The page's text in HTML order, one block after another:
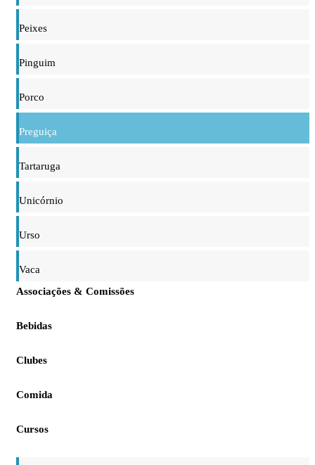
Peixes
Pinguim
Porco
Preguiça
Tartaruga
Unicórnio
Urso
Vaca
Associações & Comissões
Bebidas
Clubes
Comida
Cursos